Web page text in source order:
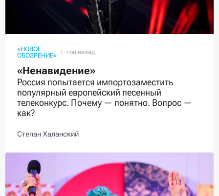
«НОВОЕ
ОБОЗРЕНИЕ»
«Ненавидение»
Россия попытается импортозаместить
популярный европейский песенный
телеконкурс. Почему — понятно. Вопрос —
как?
Степан Халанский